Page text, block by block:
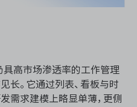
具高市场渗透率的工作管理
长。它通过列表、看板与时
需求建模上略显单薄，更侧